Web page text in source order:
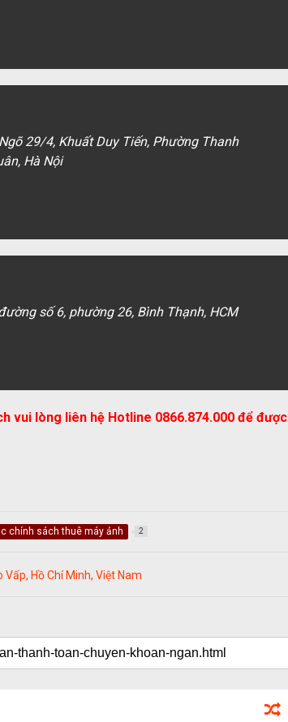
29/4, Khuất Duy Tiến, Phường Thanh
Hà Nội
số 6, phường 26, Bình Thạnh, HCM
vui lòng liên hệ Hotline 0866.874.000 để được
chính sách thuê máy ảnh 2
Hồ Chí Minh, Việt Nam